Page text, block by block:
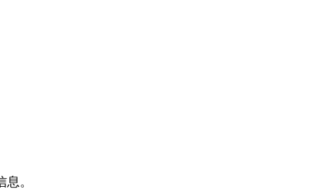
息。